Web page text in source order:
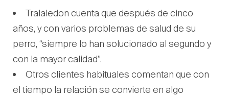
Tralaledon cuenta que después de cinco
años, y con varios problemas de salud de su
perro, “siempre lo han solucionado al segundo y
con la mayor calidad”.
Otros clientes habituales comentan que con
el tiempo la relación se convierte en algo